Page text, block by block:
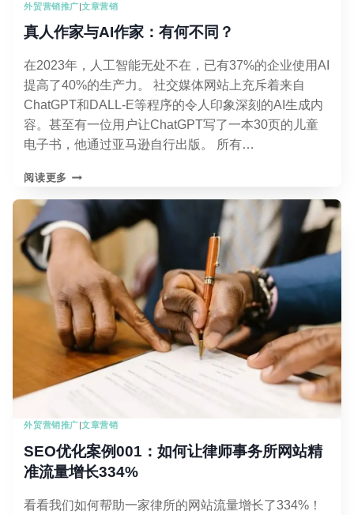
前
3
的
键
词
外贸营销推广|文章营销
真人作家与AI作家：有何不同？
在2023年，人工智能无处不在，已有37%的企业使用AI
提高了40%的生产力。 社交媒体网站上充斥着来自
ChatGPT和DALL-E等程序的令人印象深刻的AI生成内
容。甚至有一位用户让ChatGPT写了一本30页的儿童
电子书，他通过亚马逊自行出版。 所有…
阅读更多 真
家
家：
有
何
不
同？
外贸营销推广 |文章营销
SEO优化案例001：如何让律师事务所网站精
准流量增长334%
看看我们如何帮助一家律所的网站流量增长了334%！